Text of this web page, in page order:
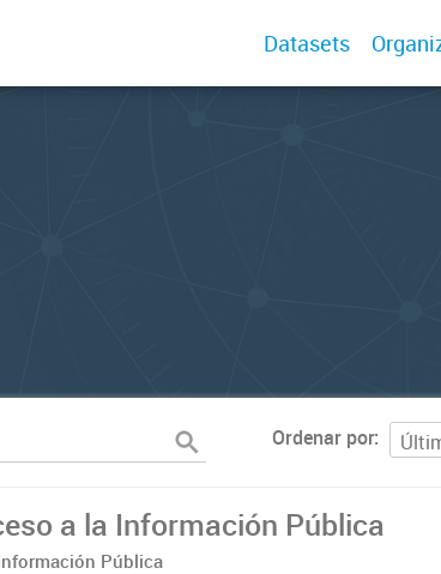
Datasets
Ordenar por
a la Información Pública
Pública